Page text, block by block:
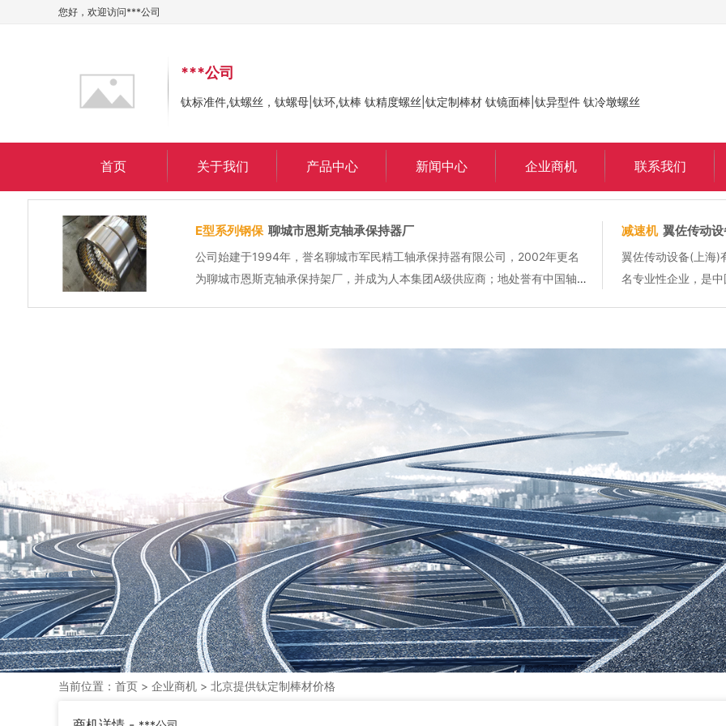
您好，欢迎访问***公司
***公司
钛标准件,钛螺丝，钛螺母|钛环,钛棒 钛精度螺丝|钛定制棒材 钛镜面棒|钛异型件 钛冷墩螺丝
首页 关于我们 产品中心 新闻中心 企业商机 联系我们
合金钢板 山东亨美物资有限公司
山东亨美物资有限公司公司秉承“质量效益，诚信共赢、创新高效”的核心价
值观，建设高效物流增值链，做好一流的服务，本着信誉第一，薄利多销的原
爱尔法锡膏
上海聚统金属
并加以消化和
当前位置： 首页 > 企业商机 > 北京提供钛定制棒材价格